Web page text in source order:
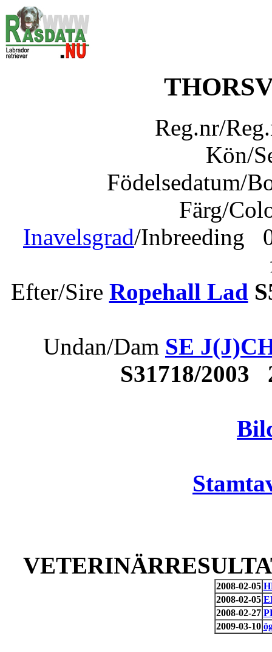
Reg.nr/
Kön/
Födelsedatum/
Färg/
Inavelsgrad/Inbreeding
Efter/Sire Ropehall Lad
Undan/Dam SE
S31718/
2008-02-05
2008-02-05
2008-02-27
2009-03-10